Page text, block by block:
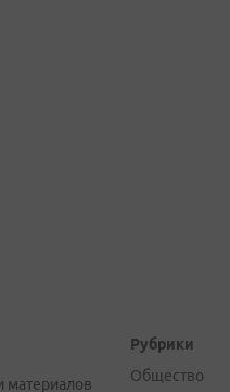
материалов
Рубрики
Общество